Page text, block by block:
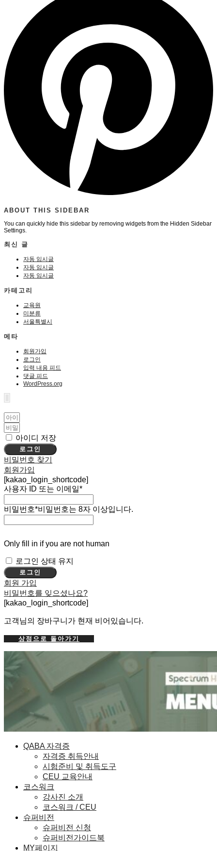
ABOUT THIS SIDEBAR
You can quickly hide this sidebar by removing widgets from the Hidden Sidebar
Settings.
최신 글
자동 임시글
자동 임시글
자동 임시글
카테고리
교육원
미분류
서울특별시
메타
회원가입
로그인
입력 내용 피드
댓글 피드
WordPress.org
아이디 저장
로그인
비밀번호 찾기
회원가입
[kakao_login_shortcode]
사용자 ID 또는 이메일*
비밀번호*비밀번호는 8자 이상입니다.
Only fill in if you are not human
로그인 상태 유지
회원 가입
비밀번호를 잊으셨나요?
[kakao_login_shortcode]
고객님의 장바구니가 현재 비어있습니다.
상점으로 돌아가기
QABA 자격증
자격증 취득안내
시험준비 및 취득도구
CEU 교육안내
코스워크
강사진 소개
코스워크 / CEU
슈퍼비전
슈퍼비전 신청
슈퍼비전가이드북
MY페이지